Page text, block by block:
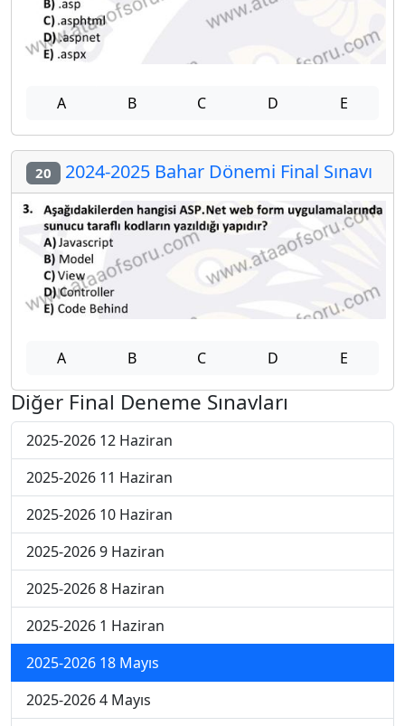
A B C D E
20 2024-2025 Bahar Dönemi Final Sınavı
A B C D E
Diğer Final Deneme Sınavları
2025-2026 12 Haziran
2025-2026 11 Haziran
2025-2026 10 Haziran
2025-2026 9 Haziran
2025-2026 8 Haziran
2025-2026 1 Haziran
2025-2026 18 Mayıs
2025-2026 4 Mayıs